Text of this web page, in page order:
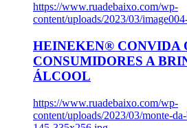
https://www.ruadebaixo.com/wp-
content/uploads/2023/03/
HEINEKEN® CONVIDA
CONSUMIDORES A
ÁLCOOL
https://www.ruadebaixo.com/wp-
content/uploads/2023/03/monte-